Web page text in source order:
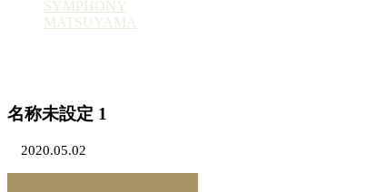
名称未設定 1
2020.05.02